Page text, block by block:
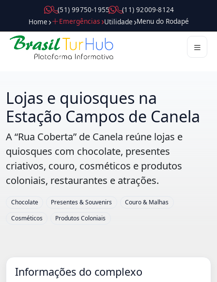
( 5 1 ) 9 9 7 5 0 - 1 9 5 5
( 1 1 ) 9 2 0 0 9 - 8 1 2 4
Home
Emergências Utilidade Menu do Rodapé
Lojas e quiosques na
Estação Campos de Canela
A “Rua Coberta” de Canela reúne lojas e
quiosques com chocolate, presentes
criativos, couro, cosméticos e produtos
coloniais, restaurantes e atrações.
Chocolate Presentes & Souvenirs
Couro & Malhas
Cosméticos
Produtos Coloniais
Informações do complexo